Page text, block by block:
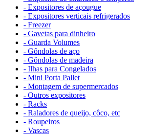
- Expositores de açougue
- Expositores verticais refrigerados
- Freezer
- Gavetas para dinheiro
- Guarda Volumes
- Gôndolas de aço
- Gôndolas de madeira
- Ilhas para Congelados
- Mini Porta Pallet
- Montagem de supermercados
- Outros expositores
- Racks
- Raladores de queijo, côco, etc
- Roupeiros
- Vascas